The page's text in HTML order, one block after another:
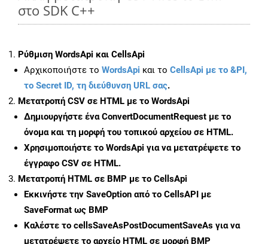
στο SDK C++
Ρύθμιση WordsApi και CellsApi
Αρχικοποιήστε το WordsApi και το CellsApi με το &PI,
το Secret ID, τη διεύθυνση URL σας.
Μετατροπή CSV σε HTML με το WordsApi
Δημιουργήστε έναConvertDocumentRequest με το
όνομα και τη μορφή του τοπικού αρχείου σε HTML.
Χρησιμοποιήστε το WordsApi για να μετατρέψετε το
έγγραφο CSV σε HTML.
Μετατροπή HTML σε BMP με το CellsApi
Εκκινήστε την SaveOption από το CellsAPI με
SaveFormat ως BMP
Καλέστε το cellsSaveAsPostDocumentSaveAs για να
μετατρέψετε το αρχείο HTML σε μορφή BMP